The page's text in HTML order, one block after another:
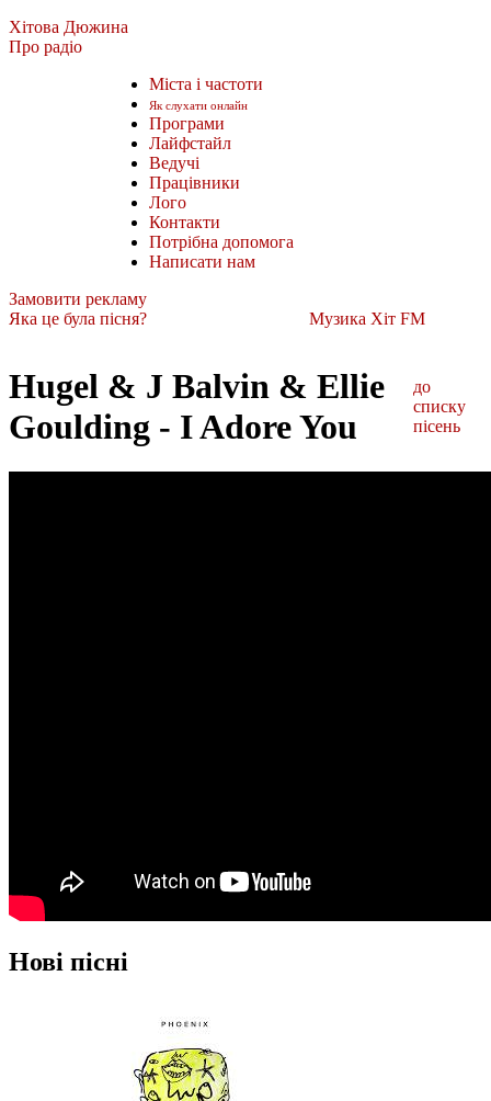
Хітова Дюжина
Про радіо
Міста і частоти
Як слухати онлайн
Програми
Лайфстайл
Ведучі
Працівники
Лого
Контакти
Потрібна допомога
Написати нам
Замовити рекламу
Яка це була пісня?
Музика Хіт FM
Hugel & J Balvin & Ellie
Goulding - I Adore You
до
списку
пісень
Нові пісні